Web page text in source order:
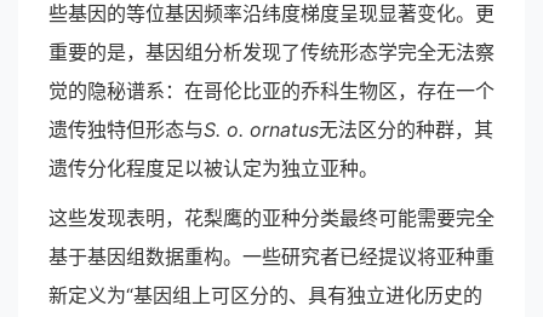
些基因的等位基因频率沿纬度梯度呈现显著变化。更
重要的是，基因组分析发现了传统形态学完全无法察
觉的隐秘谱系：在哥伦比亚的乔科生物区，存在一个
遗传独特但形态与S. o. ornatus无法区分的种群，其
遗传分化程度足以被认定为独立亚种。
这些发现表明，花梨鹰的亚种分类最终可能需要完全
基于基因组数据重构。一些研究者已经提议将亚种重
新定义为“基因组上可区分的、具有独立进化历史的